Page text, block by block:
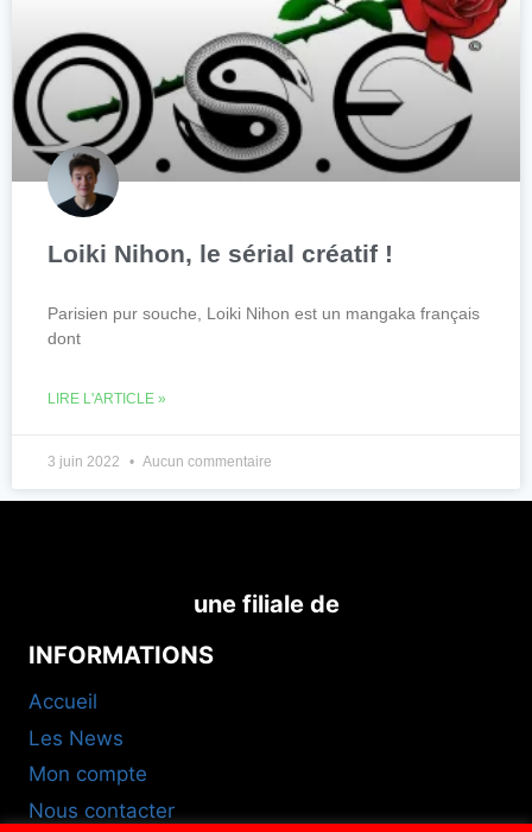
Loiki Nihon, le sérial créatif !
Parisien pur souche, Loiki Nihon est un mangaka français
dont
LIRE L'ARTICLE »
3 juin 2022 Aucun commentaire
une filiale de
INFORMATIONS
Accueil
Les News
Mon compte
Nous contacter